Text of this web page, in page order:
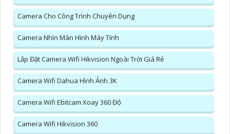
Camera Cho Công Trình Chuyên Dụng
Camera Nhìn Màn Hình Máy Tính
Lắp Đặt Camera Wifi Hikvision Ngoài Trời Giá Rẻ
Camera Wifi Dahua Hình Ảnh 3K
Camera Wifi Ebitcam Xoay 360 Độ
Camera Wifi Hikvision 360